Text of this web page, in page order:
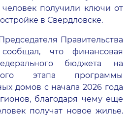
получили ключи от
в Свердловске.
Правительства
что финансовая
бюджета на
этапа программы
домов с начала 2026 года
благодаря чему еще
получат новое жилье.